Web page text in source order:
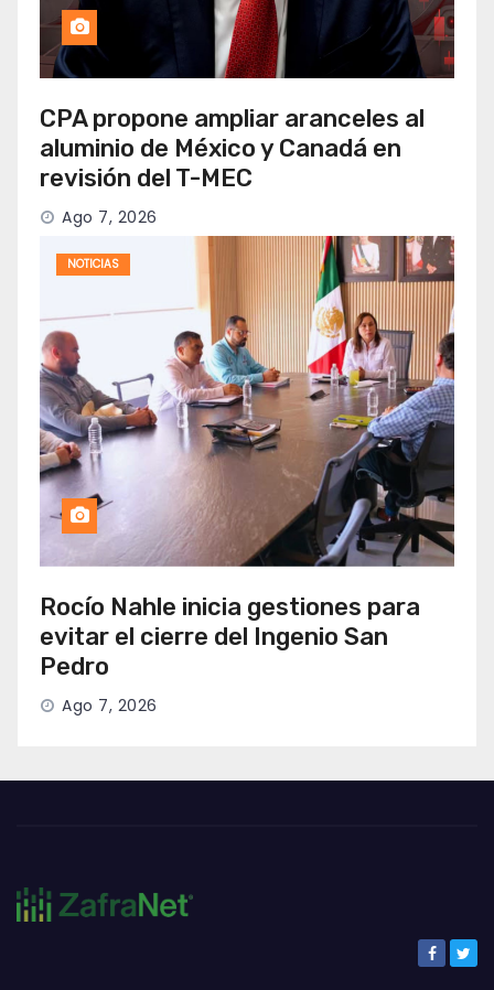
CPA propone ampliar aranceles al
aluminio de México y Canadá en
revisión del T-MEC
Ago 7, 2026
NOTICIAS
Rocío Nahle inicia gestiones para
evitar el cierre del Ingenio San
Pedro
Ago 7, 2026